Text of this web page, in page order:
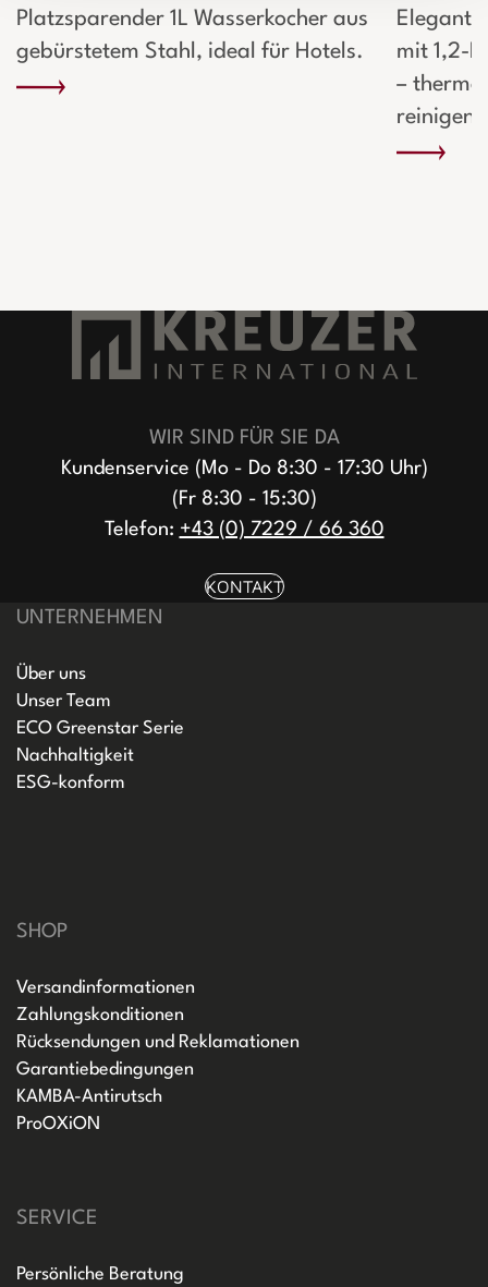
Platzsparender 1L Wasserkocher aus
gebürstetem Stahl, ideal für Hotels.
mit 1,2-
–
reinigen.
WIR SIND FÜR SIE DA
Kundenservice (Mo - Do 8:30 - 17:30 Uhr)
(Fr 8:30 - 15:30)
Telefon: +43 (0) 7229 / 66 360
KONTAKT
UNTERNEHMEN
Über uns
Unser Team
ECO Greenstar Serie
Nachhaltigkeit
ESG-konform
SHOP
Versandinformationen
Zahlungskonditionen
Rücksendungen und Reklamationen
Garantiebedingungen
KAMBA-Antirutsch
ProOXiON
SERVICE
Persönliche Beratung